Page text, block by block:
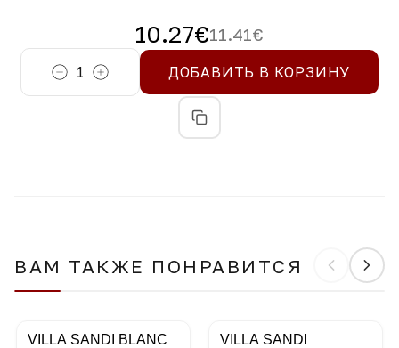
10.27€11.41€
1 ДОБАВИТЬ В КОРЗИНУ
ВАМ ТАКЖЕ ПОНРАВИТСЯ
VILLA SANDI BLANC
VILLA SANDI